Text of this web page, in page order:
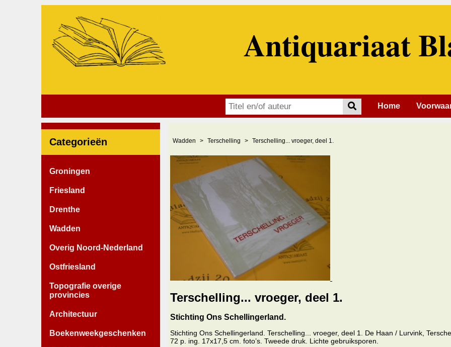
Antiquariaat
Home
Categorieën
Groningen
Friesland
Drenthe
Wadden
Overig Noord-Nederland
Ostfriesland
Topografie overige
provincies
Architectuur
Boekenweekgeschenken
Wadden Terschelling Terschelling... vroeger, deel 1.
Terschelling... vroeger, deel 1.
Stichting Ons Schellingerland.
Stichting Ons Schellingerland. Terschelling... vroeger, deel 1. De Haan / Lurvink,
72 p. ing. 17x17,5 cm. foto’s. Tweede druk. Lichte gebruiksporen.